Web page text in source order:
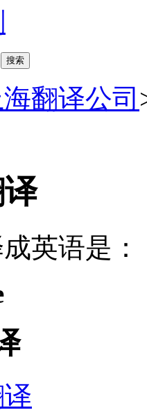
海翻译公司
英语是：